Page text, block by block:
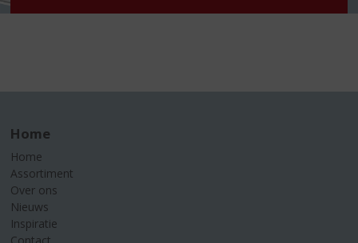
Home
Home
Assortiment
Over ons
Nieuws
Inspiratie
Contact